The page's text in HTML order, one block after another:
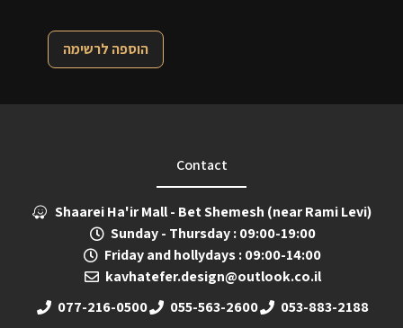
הוספה לרשימה
Contact
Shaarei Ha'ir Mall - Bet Shemesh (near Rami Levi)
Sunday - Thursday : 09:00-19:00
Friday and hollydays : 09:00-14:00
kavhatefer.design@outlook.co.il
077-216-0500
055-563-2600 053-883-2188